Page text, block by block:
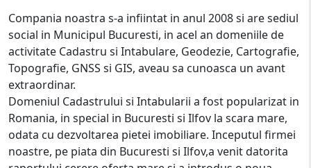
Compania noastra s-a infiintat in anul 2008 si are sediul
social in Municipul Bucuresti, in acel an domeniile de
activitate Cadastru si Intabulare, Geodezie, Cartografie,
Topografie, GNSS si GIS, aveau sa cunoasca un avant
extraordinar.
Domeniul Cadastrului si Intabularii a fost popularizat in
Romania, in special in Bucuresti si Ilfov la scara mare,
odata cu dezvoltarea pietei imobiliare. Inceputul firmei
noastre, pe piata din Bucuresti si Ilfov,a venit datorita